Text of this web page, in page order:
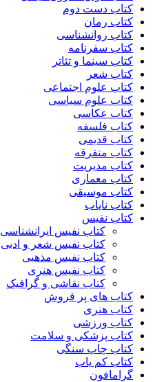
کتاب دست دوم
کتاب رمان
کتاب روانشناسی
کتاب سفرنامه
کتاب سینما و تئاتر
کتاب شعر
کتاب علوم اجتماعی
کتاب علوم سیاسی
کتاب عکاسی
کتاب فلسفه
کتاب قدیمی
کتاب متفرقه
کتاب مدیریت
کتاب معماری
کتاب موسیقی
کتاب نایاب
کتاب نفیس
کتاب نفیس ایرانشناسی
کتاب نفیس شعر و ادبی
کتاب نفیس مذهبی
کتاب نفیس هنری
کتاب نقاشی و گرافیک
کتاب های پر فروش
کتاب هنری
کتاب ورزشی
کتاب پزشکی و سلامت
کتاب چاپ سنگی
کتاب کم یاب
گرامافون